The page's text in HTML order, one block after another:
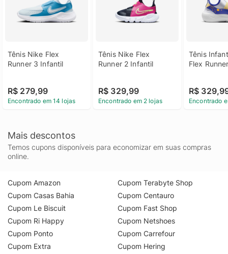
Tênis Nike Flex
Runner 3 Infantil
R$ 279,99
Encontrado em 14 lojas
Tênis Nike Flex
Runner 2 Infantil
R$ 329,99
Encontrado em 2 lojas
Tênis
Flex
R$
Encontrado
Mais descontos
Temos cupons disponíveis para economizar em suas compras
online.
Cupom Amazon
Cupom Casas Bahia
Cupom Le Biscuit
Cupom Ri Happy
Cupom Ponto
Cupom Extra
Cupom Terabyte Shop
Cupom Centauro
Cupom Fast Shop
Cupom Netshoes
Cupom Carrefour
Cupom Hering